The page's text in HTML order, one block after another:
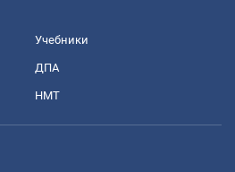
Учебники
ДПА
НМТ